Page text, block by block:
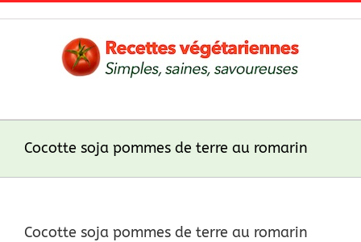
Cocotte soja pommes de terre au romarin
Cocotte soja pommes de terre au romarin